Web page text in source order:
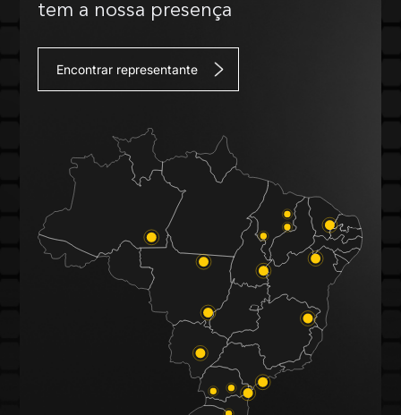
tem a nossa presença
Encontrar representante